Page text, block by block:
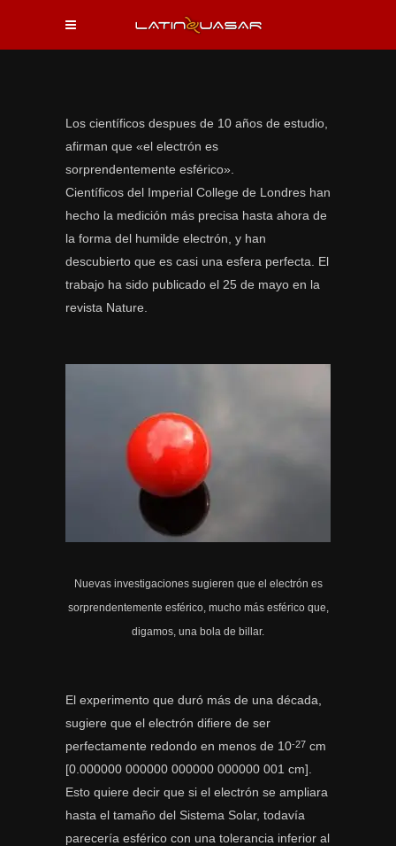
Los científicos despues de 10 años de estudio,
afirman que «el electrón es
sorprendentemente esférico».
Científicos del Imperial College de Londres han
hecho la medición más precisa hasta ahora de
la forma del humilde electrón, y han
descubierto que es casi una esfera perfecta. El
trabajo ha sido publicado el 25 de mayo en la
revista Nature.
Nuevas investigaciones sugieren que el electrón es
sorprendentemente esférico, mucho más esférico que,
digamos, una bola de billar.
El experimento que duró más de una década,
sugiere que el electrón difiere de ser
perfectamente redondo en menos de 10-27 cm
[0.000000 000000 000000 000000 001 cm].
Esto quiere decir que si el electrón se ampliara
hasta el tamaño del Sistema Solar, todavía
parecería esférico con una tolerancia inferior al